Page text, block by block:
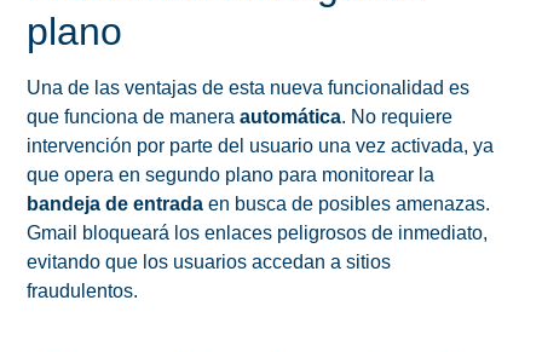
plano
Una de las ventajas de esta nueva funcionalidad es
que funciona de manera automática. No requiere
intervención por parte del usuario una vez activada, ya
que opera en segundo plano para monitorear la
bandeja de entrada en busca de posibles amenazas.
Gmail bloqueará los enlaces peligrosos de inmediato,
evitando que los usuarios accedan a sitios
fraudulentos.